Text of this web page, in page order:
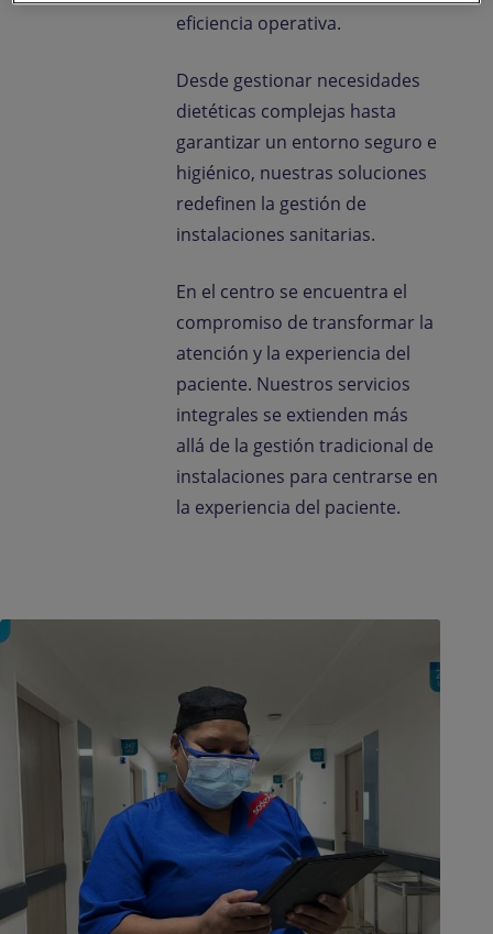
eficiencia operativa.
Desde gestionar necesidades
dietéticas complejas hasta
garantizar un entorno seguro e
higiénico, nuestras soluciones
redefinen la gestión de
instalaciones sanitarias.
En el centro se encuentra el
compromiso de transformar la
atención y la experiencia del
paciente. Nuestros servicios
integrales se extienden más
allá de la gestión tradicional de
instalaciones para centrarse en
la experiencia del paciente.